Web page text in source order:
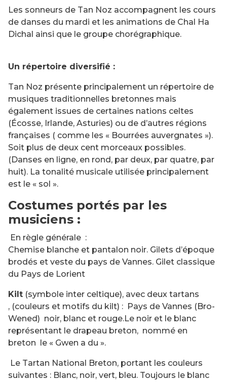
Les sonneurs de Tan Noz accompagnent les cours
de danses du mardi et les animations de Chal Ha
Dichal ainsi que le groupe chorégraphique.
Un répertoire diversifié :
Tan Noz présente principalement un répertoire de
musiques traditionnelles bretonnes mais
également issues de certaines nations celtes
(Écosse, Irlande, Asturies) ou de d’autres régions
françaises ( comme les « Bourrées auvergnates »).
Soit plus de deux cent morceaux possibles.
(Danses en ligne, en rond, par deux, par quatre, par
huit). La tonalité musicale utilisée principalement
est le « sol ».
Costumes portés par les
musiciens :
En règle générale :
Chemise blanche et pantalon noir. Gilets d’époque
brodés et veste du pays de Vannes. Gilet classique
du Pays de Lorient
Kilt (symbole inter celtique), avec deux tartans
, (couleurs et motifs du kilt) : Pays de Vannes (Bro-
Wened) noir, blanc et rouge.Le noir et le blanc
représentant le drapeau breton, nommé en
breton le « Gwen a du ».
Le Tartan National Breton, portant les couleurs
suivantes : Blanc, noir, vert, bleu. Toujours le blanc